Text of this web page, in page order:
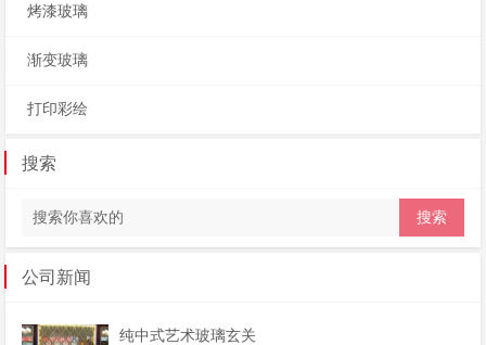
烤漆玻璃
渐变玻璃
打印彩绘
搜索
公司新闻
纯中式艺术玻璃玄关